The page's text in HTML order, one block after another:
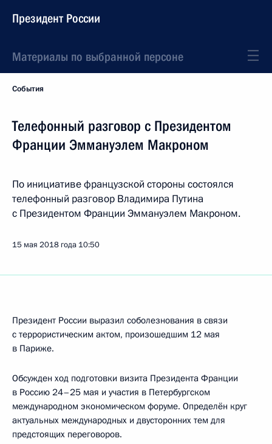
Президент России
Материалы по выбранной персоне
События
Телефонный разговор с Президентом
Франции Эммануэлем Макроном
По инициативе французской стороны состоялся
телефонный разговор Владимира Путина
с Президентом Франции Эммануэлем Макроном.
15 мая 2018 года 10:50
Президент России выразил соболезнования в связи
с террористическим актом, произошедшим 12 мая
в Париже.
Обсужден ход подготовки визита Президента Франции
в Россию 24–25 мая и участия в Петербургском
международном экономическом форуме. Определён круг
актуальных международных и двусторонних тем для
предстоящих переговоров.